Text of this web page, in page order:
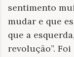
sentimento
mudar e que
que a
revolução”.